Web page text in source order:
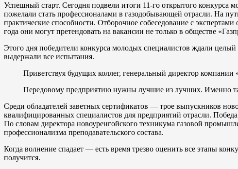
Успешный старт. Сегодня подвели итоги 11-го открытого конкурса
пожелали стать профессионалами в газодобывающей отрасли. На
практические способности. Отборочное собеседование с
года они могут претендовать на вакансии не только в обществе
Этого дня победители конкурса молодых специалистов ждали
выдержали все испытания.
Приветствуя будущих коллег, генеральный директор
Передовому предприятию нужны лучшие из лучших. Именно
Среди обладателей заветных сертификатов — трое выпускников
квалифицированных специалистов для предприятий отрасли.
По словам директора новоуренгойского техникума газовой
профессионализма преподавательского состава.
Когда волнение спадает — есть время трезво оценить все этапы
получится.